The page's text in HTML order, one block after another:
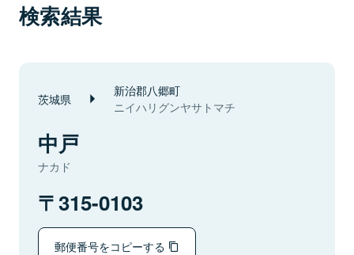
検索結果
茨城県 新治郡八郷町
ニイハリグンヤサトマチ
中戸
ナカド
315-0103
郵便番号をコピーする